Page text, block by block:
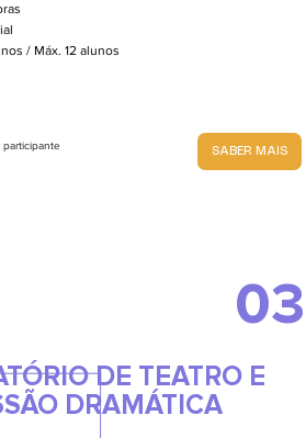
/ Máx. 12 alunos
participante SABER MAIS
03
DE TEATRO E
DRAMÁTICA